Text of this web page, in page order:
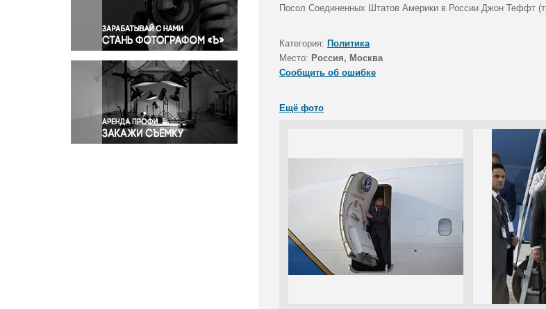
Правосудие
Происшествия и конфликты
Религия
Светская жизнь
Спорт
Экология
Экономика и бизнес
Посол Соединенных Штатов Америки в России Джон Теффт
Категория: Политика
Место: Россия, Москва
Сообщить об ошибке
Ещё фото